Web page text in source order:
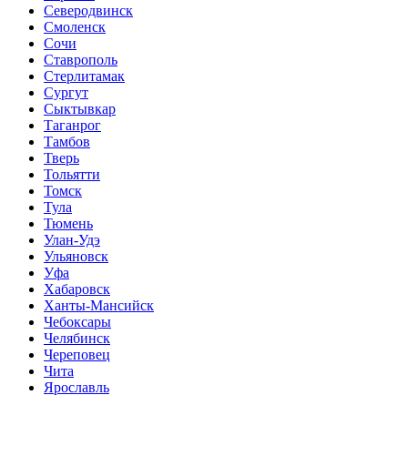
Северодвинск
Смоленск
Сочи
Ставрополь
Стерлитамак
Сургут
Сыктывкар
Таганрог
Тамбов
Тверь
Тольятти
Томск
Тула
Тюмень
Улан-Удэ
Ульяновск
Уфа
Хабаровск
Ханты-Мансийск
Чебоксары
Челябинск
Череповец
Чита
Ярославль